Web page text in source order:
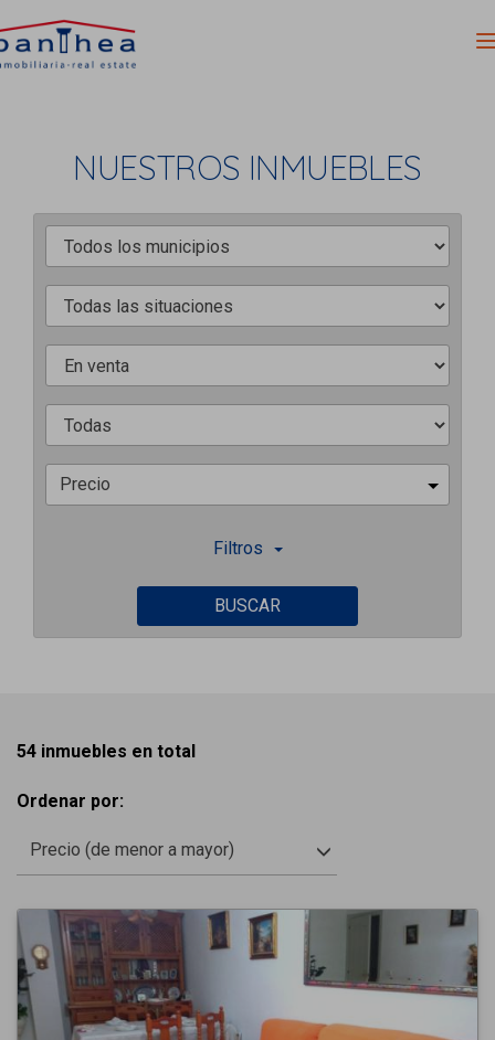
NUESTROS INMUEBLES
Precio
Filtros
BUSCAR
54 inmuebles en total
Ordenar por:
Precio (de menor a mayor)
Previous Next